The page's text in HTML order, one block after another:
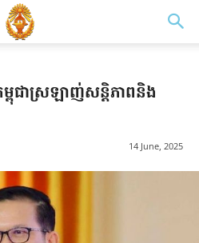
ពុជាស្រឡាញ់សន្តិភាពនិង
14 June, 2025